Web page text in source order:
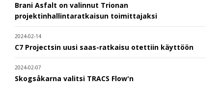
Brani Asfalt on valinnut Trionan
projektinhallintaratkaisun toimittajaksi
2024-02-14
C7 Projectsin uusi saas-ratkaisu otettiin käyttöön
2024-02-07
Skogsåkarna valitsi TRACS Flow'n